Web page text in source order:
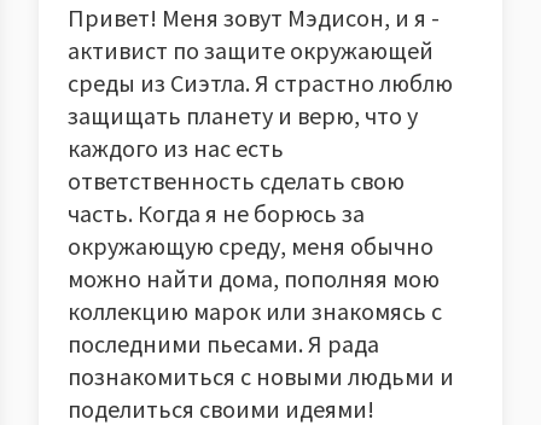
Привет! Меня зовут Мэдисон, и я -
активист по защите окружающей
среды из Сиэтла. Я страстно люблю
защищать планету и верю, что у
каждого из нас есть
ответственность сделать свою
часть. Когда я не борюсь за
окружающую среду, меня обычно
можно найти дома, пополняя мою
коллекцию марок или знакомясь с
последними пьесами. Я рада
познакомиться с новыми людьми и
поделиться своими идеями!